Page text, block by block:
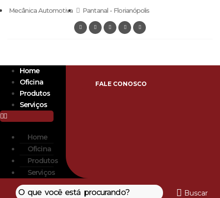
Mecânica Automotiva Pantanal - Florianópolis
Home
Oficina
Produtos
Serviços
Home
Oficina
Produtos
Serviços
FALE CONOSCO
Buscar